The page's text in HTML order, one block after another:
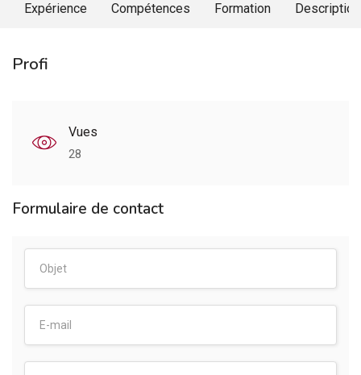
Expérience Compétences Formation Description
Profi
Vues
28
Formulaire de contact